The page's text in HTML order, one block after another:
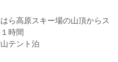
ら高原スキー場の山頂からス
時間
テント泊